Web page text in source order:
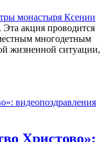
монастыря Ксении
. Эта акция проводится
многодетным
жизненной ситуации,
Христово»: